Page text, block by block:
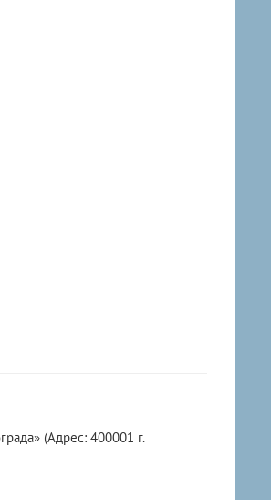
(Адрес: 400001 г.